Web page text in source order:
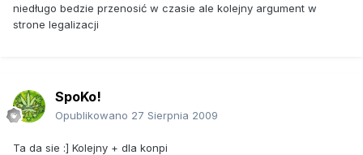
niedługo bedzie przenosić w czasie ale kolejny argument w
strone legalizacji
SpoKo!
Opublikowano 27 Sierpnia 2009
Ta da sie :] Kolejny + dla konpi